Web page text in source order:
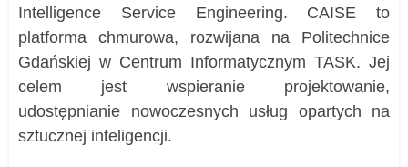
Intelligence Service Engineering. CAISE to
platforma chmurowa, rozwijana na Politechnice
Gdańskiej w Centrum Informatycznym TASK. Jej
celem jest wspieranie projektowanie,
udostępnianie nowoczesnych usług opartych na
sztucznej inteligencji.